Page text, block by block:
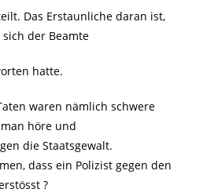
Das Erstaunliche daran ist,
der Beamte
hatte.
waren nämlich schwere
höre und
die Staatsgewalt.
dass ein Polizist gegen den
?